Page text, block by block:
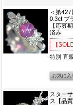
＜第
0.3ct プ
【応募
済み
【
特別 直
スター
ス【品